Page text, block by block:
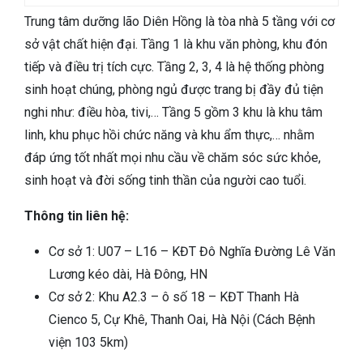
Trung tâm dưỡng lão Diên Hồng là tòa nhà 5 tầng với cơ
sở vật chất hiện đại. Tầng 1 là khu văn phòng, khu đón
tiếp và điều trị tích cực. Tầng 2, 3, 4 là hệ thống phòng
sinh hoạt chúng, phòng ngủ được trang bị đầy đủ tiện
nghi như: điều hòa, tivi,… Tầng 5 gồm 3 khu là khu tâm
linh, khu phục hồi chức năng và khu ẩm thực,… nhằm
đáp ứng tốt nhất mọi nhu cầu về chăm sóc sức khỏe,
sinh hoạt và đời sống tinh thần của người cao tuổi.
Thông tin liên hệ:
Cơ sở 1: U07 – L16 – KĐT Đô Nghĩa Đường Lê Văn
Lương kéo dài, Hà Đông, HN
Cơ sở 2: Khu A2.3 – ô số 18 – KĐT Thanh Hà
Cienco 5, Cự Khê, Thanh Oai, Hà Nội (Cách Bệnh
viện 103 5km)